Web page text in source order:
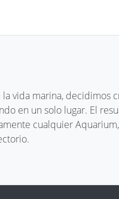
la vida marina,
en un solo lugar. El
cualquier